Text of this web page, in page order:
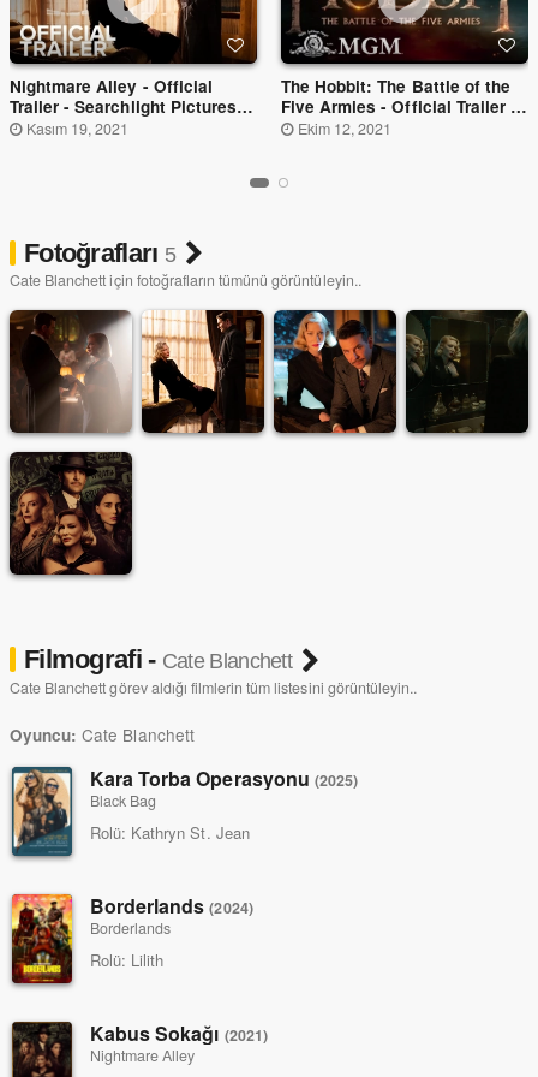
Nightmare Alley - Official
Trailer - Searchlight Pictures -
Video Fragman
Kasım 19, 2021
The Hobbit: The Battle of the
Five Armies - Official Trailer -
Fragman
Ekim 12, 2021
Fotoğrafları 5
Cate Blanchett için fotoğrafların tümünü görüntüleyin..
Filmografi - Cate Blanchett
Cate Blanchett görev aldığı filmlerin tüm listesini görüntüleyin..
Oyuncu: Cate Blanchett
Kara Torba Operasyonu (2025)
Black Bag
Rolü: Kathryn St. Jean
Borderlands(2024)
Borderlands
Rolü: Lilith
Kabus Sokağı (2021)
Nightmare Alley